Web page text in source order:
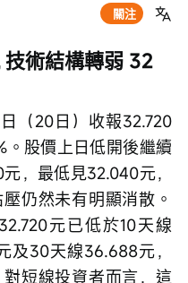
關注
術結構轉弱 32
（20日）收報32.720
股價上日低開後繼續
，最低見32.040元，
仍然未有明顯消散。
元已低於10天線
及30天線36.688元，
短線投資者而言，這